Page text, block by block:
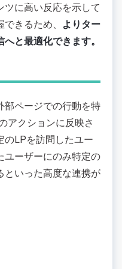
ツに高い反応を示して
きるため、 よりター
と最適化できます。
ページでの行動を特
アクションに反映さ
のLPを訪問したユー
ユーザーにのみ特定の
といった高度な連携が